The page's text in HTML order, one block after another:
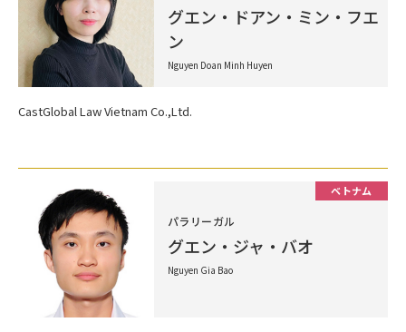
グエン・ドアン・ミン・フエ
ン
Nguyen Doan Minh Huyen
CastGlobal Law Vietnam Co.,Ltd.
パラリーガル
グエン・ジャ・バオ
Nguyen Gia Bao
ベトナム